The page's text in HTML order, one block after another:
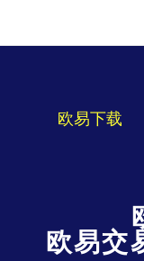
欧易下载
欧易交